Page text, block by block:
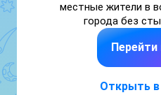
местные жители в
города без
демонстрируют
значит, что на
неотвратимый исход
Перейти
Открыть в